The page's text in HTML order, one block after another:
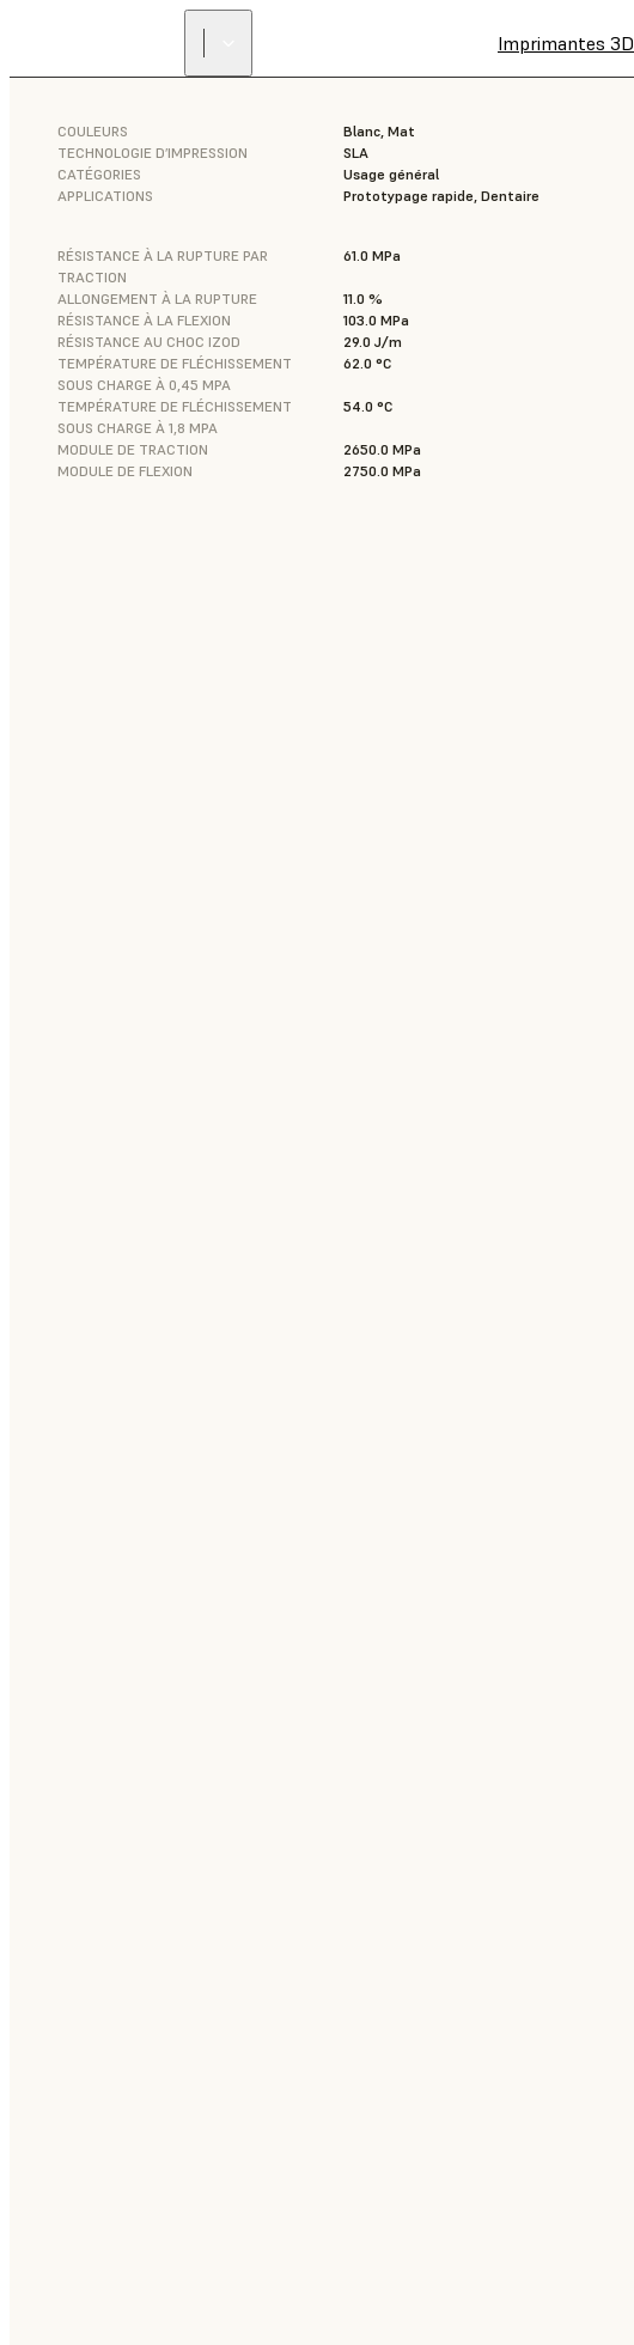
Imprimantes 3D
COULEURS
Blanc, Mat
TECHNOLOGIE D’IMPRESSION
SLA
CATÉGORIES
Usage général
APPLICATIONS
Prototypage rapide, Dentaire
RÉSISTANCE À LA RUPTURE PAR
TRACTION
61.0 MPa
ALLONGEMENT À LA RUPTURE
11.0 %
RÉSISTANCE À LA FLEXION
103.0 MPa
RÉSISTANCE AU CHOC IZOD
29.0 J/m
TEMPÉRATURE DE FLÉCHISSEMENT
SOUS CHARGE À 0,45 MPA
62.0 °C
TEMPÉRATURE DE FLÉCHISSEMENT
SOUS CHARGE À 1,8 MPA
54.0 °C
MODULE DE TRACTION
2650.0 MPa
MODULE DE FLEXION
2750.0 MPa